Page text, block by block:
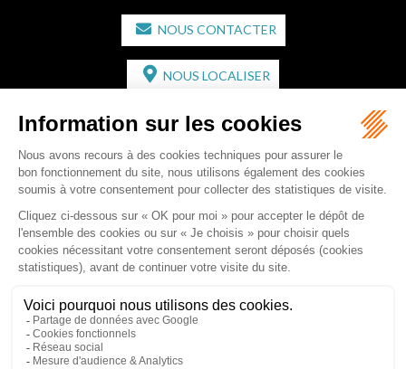
NOUS CONTACTER
NOUS LOCALISER
CABINET SECONDAIRE
2 bis Avenue de l'Europe
33350 ST MAGNE-DE-CASTILLON
Tél :05 57 55 87 30 - Fax : 05 57 51 73 64
Email :gaucher-piola@gaucher-piola-avocat.fr
NOUS CONTACTER
NOUS LOCALISER